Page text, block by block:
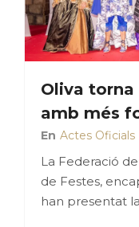
Oliva
amb més
En Actes Oficials
La Federació
de Festes,
han presentat